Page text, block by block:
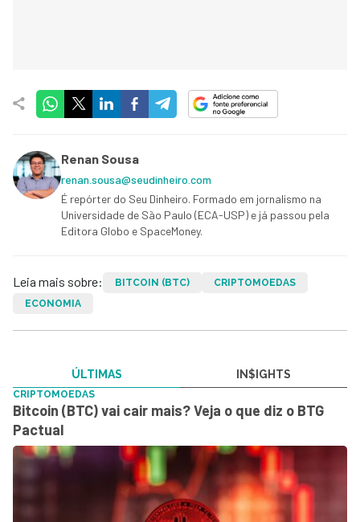
Renan Sousa
renan.sousa@seudinheiro.com
É repórter do Seu Dinheiro. Formado em jornalismo na
Universidade de São Paulo (ECA-USP) e já passou pela
Editora Globo e SpaceMoney.
Leia mais sobre: BITCOIN (BTC)
CRIPTOMOEDAS
ECONOMIA
ÚLTIMAS IN$IGHTS
CRIPTOMOEDAS
Bitcoin (BTC) vai cair mais? Veja o que diz o BTG
Pactual